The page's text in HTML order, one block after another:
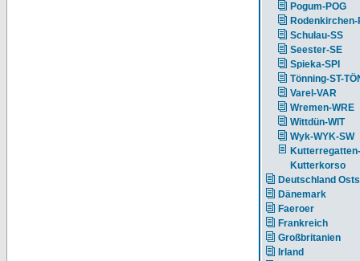
Pogum-POG
Rodenkirchen-
Schulau-SS
Seester-SE
Spieka-SPI
Tönning-ST-
Varel-VAR
Wremen-WRE
Wittdün-WIT
Wyk-WYK-SW
Kutterregatten-
Kutterkorso
Deutschland
Dänemark
Faeroer
Frankreich
Großbritanien
Irland